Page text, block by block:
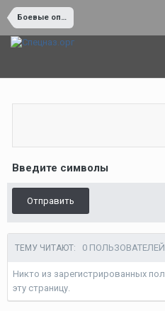
Боевые операции и боевая работа
Введите символы
Отправить
ТЕМУ ЧИТАЮТ: 0 ПОЛЬЗОВАТЕЛЕЙ
Никто из зарегистрированных
эту страницу.